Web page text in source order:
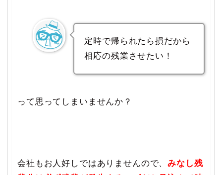
定時で帰られたら損だから
相応の残業させたい！
って思ってしまいませんか？
会社もお人好しではありませんので、みなし残